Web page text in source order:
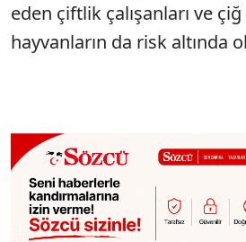
eden çiftlik çalışanları ve
hayvanların da risk altında